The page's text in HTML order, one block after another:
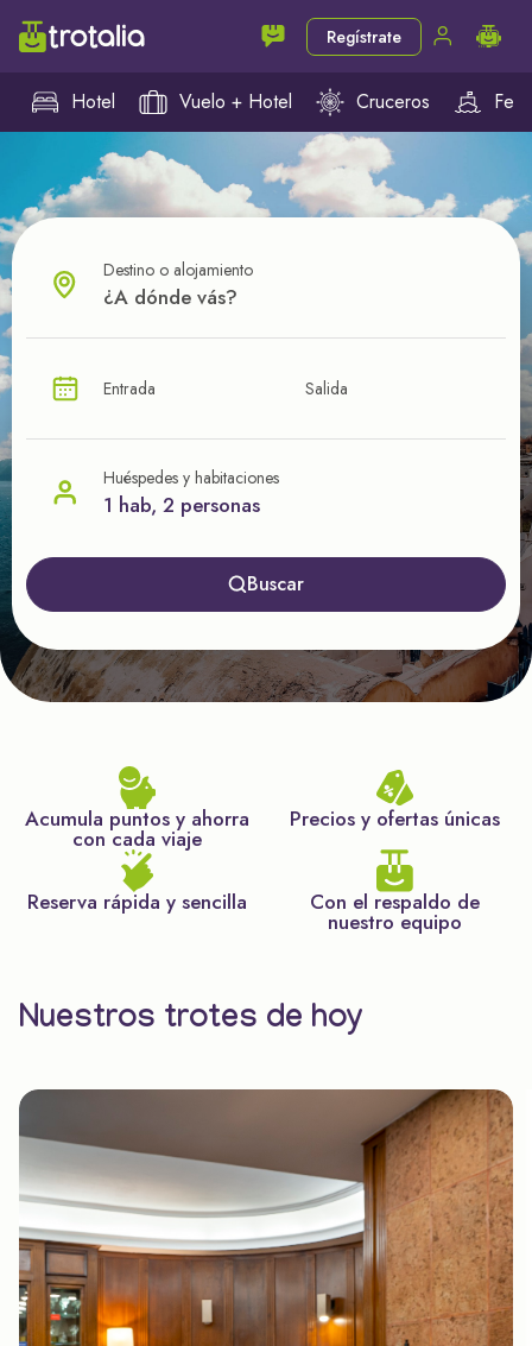
Regístrate
Hotel Vuelo + Hotel Cruceros
¿CUÁL VA A SER TU PRÓXIMO TROTE?
nuestras ofertas
Destino o alojamiento
Entrada Salida
Huéspedes y habitaciones
1 hab, 2 personas
Buscar
Acumula puntos y ahorra
con cada viaje
Precios y ofertas únicas
Reserva rápida y sencilla Con el respaldo de
nuestro equipo
Nuestros trotes de hoy